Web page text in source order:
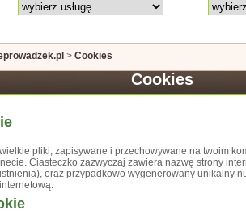
> Cookies
Cookies
pliki, zapisywane i przechowywane na twoim
Ciasteczko zazwyczaj zawiera nazwę strony
oraz przypadkowo wygenerowany unikalny